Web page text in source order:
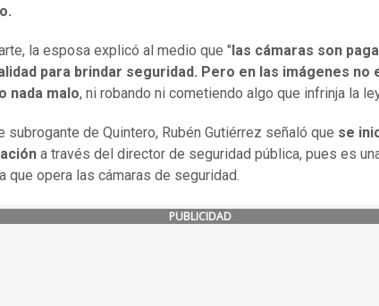
la esposa explicó al medio que " las cámaras son
para brindar seguridad. Pero en las imágenes no
nada malo, ni robando ni cometiendo algo que infrinja la
subrogante de Quintero, Rubén Gutiérrez señaló que se
a través del director de seguridad pública, pues es
que opera las cámaras de seguridad.
PUBLICIDAD